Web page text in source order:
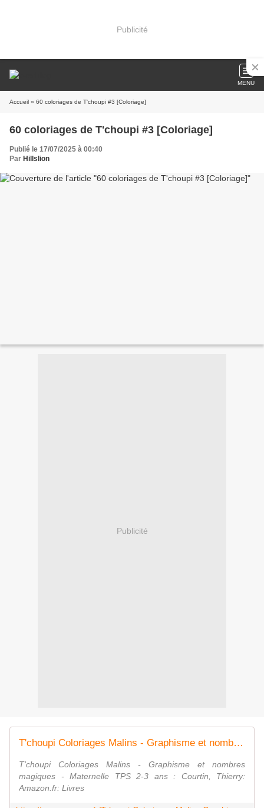
Publicité
MENU
Accueil » 60 coloriages de T'choupi #3 [Coloriage]
60 coloriages de T'choupi #3 [Coloriage]
Publié le 17/07/2025 à 00:40
Par Hillslion
Publicité
T'choupi Coloriages Malins - Graphisme et nombres magiques - Maternelle TPS 2-3 ans
T'choupi Coloriages Malins - Graphisme et nombres
magiques - Maternelle TPS 2-3 ans : Courtin, Thierry:
Amazon.fr: Livres